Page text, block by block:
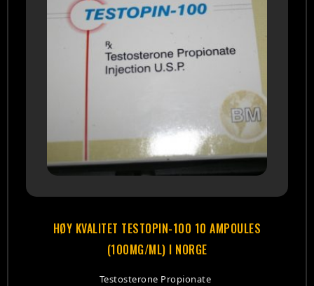
HØY KVALITET TESTOPIN-100 10 AMPOULES
(100MG/ML) I NORGE
Testosterone Propionate